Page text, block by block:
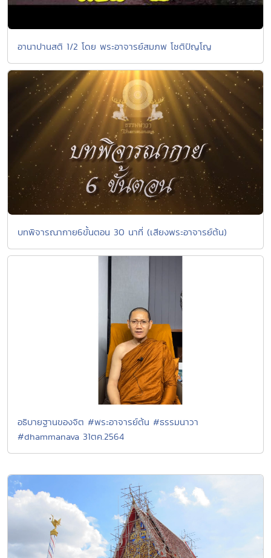
อานาปานสติ 1/2 โดย พระอาจารย์สมภพ โชติปัญโญ
บทพิจารณากาย6ขั้นตอน 30 นาที่ (เสียงพระอาจารย์ต้น)
อธิบายฐานของจิต #พระอาจารย์ต้น #ธรรมนาวา
#dhammanava 31ตค.2564